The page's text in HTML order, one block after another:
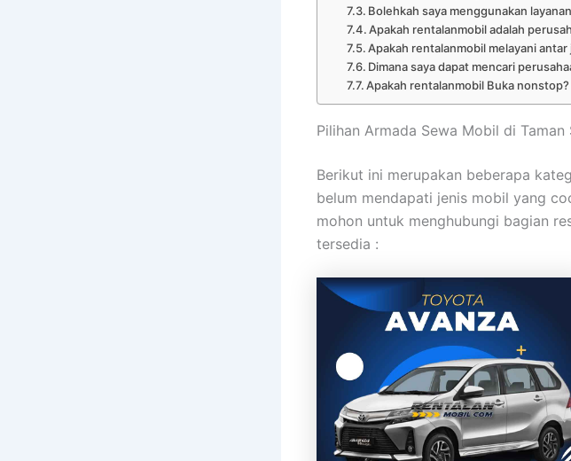
Bolehkah saya menggunakan
Apakah rentalanmobil adalah
Apakah rentalanmobil melayani
Dimana saya dapat mencari
Apakah rentalanmobil Buka nonstop?
Pilihan Armada Sewa Mobil di Taman
Berikut ini merupakan beberapa
belum mendapati jenis mobil yang
mohon untuk menghubungi bagian
tersedia :